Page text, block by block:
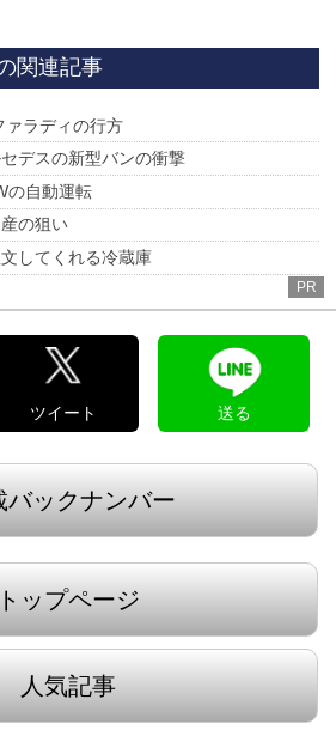
関連記事
ァラディの行方
デスの新型バンの衝撃
の自動運転
の狙い
してくれる冷蔵庫
PR
ツイート 送る
バックナンバー
トップページ
人気記事